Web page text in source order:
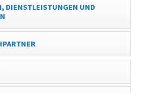
DIENSTLEISTUNGEN UND